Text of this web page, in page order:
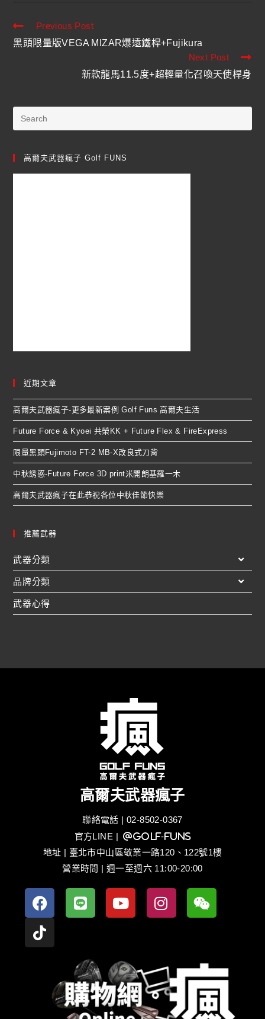
Previous Post
黑頭限量版VEGA MIZAR爆遠鐵桿+Fujikura
Next Post
新款龍馬11.5度+超輕量化召喚天使桿身
高爾夫武器瘋子 Golf FUNS
近期文章
高爾夫武器瘋子-更多最新案例 Golf Funs 高爾夫生活
Future Force & Kyoei 共榮KK + Future Flex & FireExpress
限量黑頭Fujimoto FT-2 MB-X改良式刀背
中秋誘惑-Future Force 3D print米開朗基羅一木
高爾夫武器瘋子在此恭祝各位中秋佳節快樂
推薦武器
武器分類
品牌分類
武器心得
高爾夫武器瘋子
聯絡電話 | 02-8502-0367
官方LINE | @golf-funs
地址 | 臺北市中山區敬業一路120、122號1樓
營業時間 | 週一至週六 11:00-20:00